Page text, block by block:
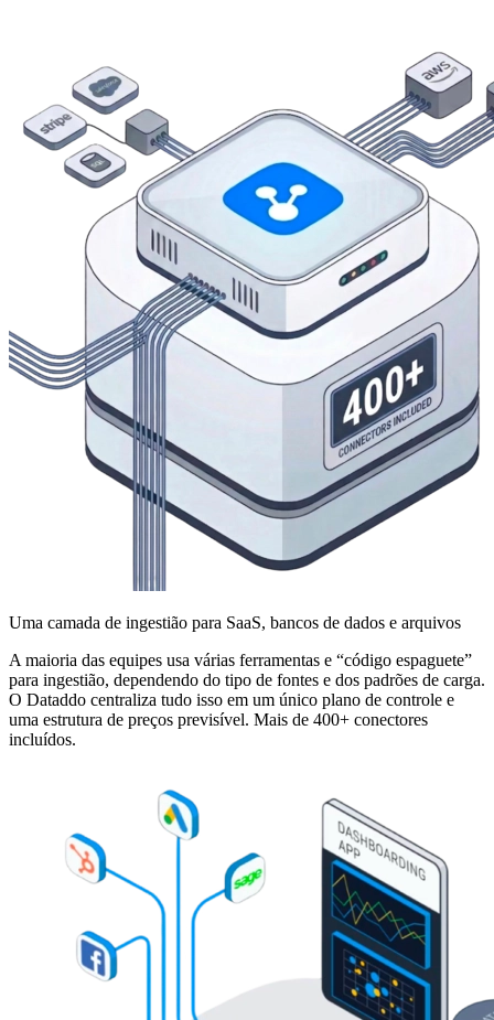
Uma camada de ingestião para SaaS, bancos de dados e arquivos
A maioria das equipes usa várias ferramentas e “código espaguete”
para ingestião, dependendo do tipo de fontes e dos padrões de carga.
O Dataddo centraliza tudo isso em um único plano de controle e
uma estrutura de preços previsível. Mais de 400+ conectores
incluídos.